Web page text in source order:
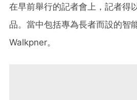
在早前舉行的記者會上，記者得
品。當中包括專為長者而設的智
Walkpner。